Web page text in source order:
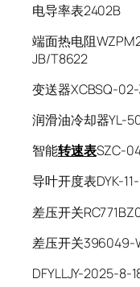
电导率表2402B
端面热电阻
JB/T8622
变送器XCBSQ-
润滑油冷却器YL-
智能转速表SZC-
导叶开度表DYK-
差压开关
差压开关396049-
DFYLLJY-2025-8-